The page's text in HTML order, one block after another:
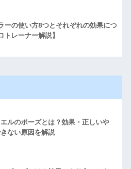
ーの使い方8つとそれぞれの効果につ
トレーナー解説】
ルのポーズとは？効果・正しいや
ない原因を解説